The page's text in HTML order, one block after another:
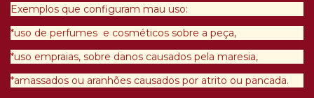
Exemplos que configuram mau uso:
*uso de perfumes e cosméticos sobre a peça,
*uso empraias, sobre danos causados pela maresia,
*amassados ou aranhões causados por atrito ou pancada.